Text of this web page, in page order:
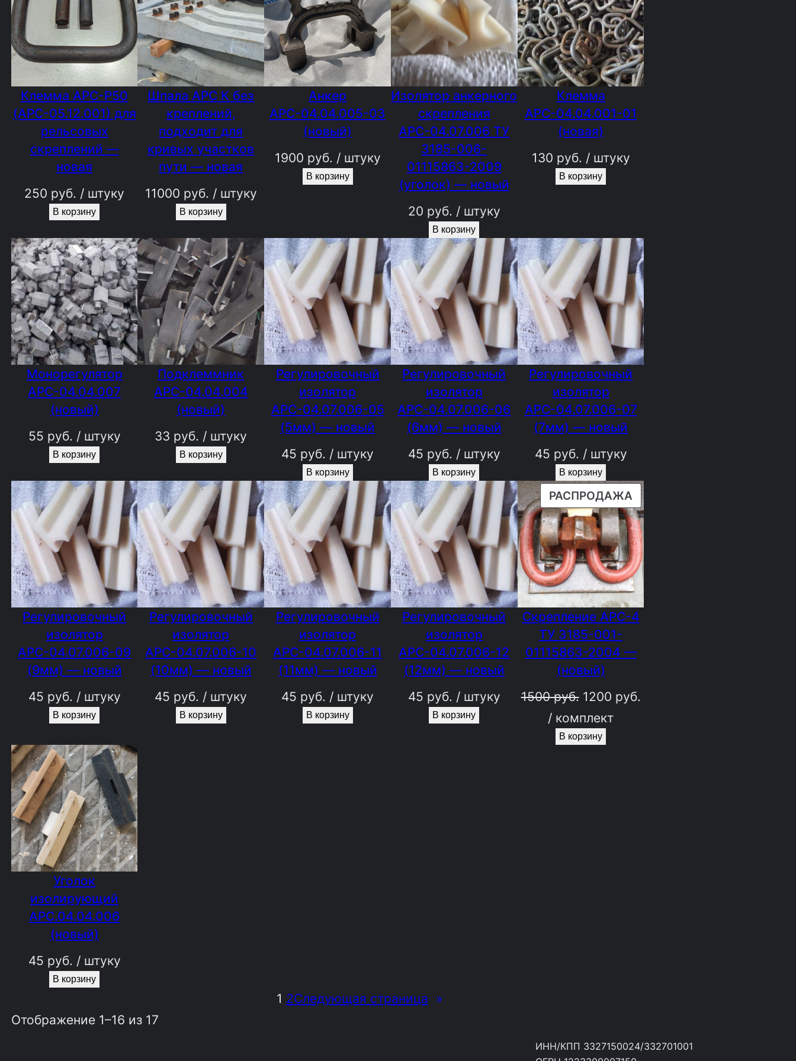
Клемма АРС-Р50
(АРС-05.12.001) для
рельсовых
скреплений —
новая
250 руб. / штуку
В корзину
Шпала АРС К без
креплений,
подходит для
кривых участков
пути — новая
11000 руб. / штуку
В корзину
Анкер
АРС-04.04.005-03
(новый)
1900 руб. / штуку
В корзину
Изолятор анкерного
скрепления
АРС-04.07.006 ТУ
3185-006-
01115863-2009
(уголок) — новый
20 руб. / штуку
В корзину
Клемма
АРС-04.04.001-01
(новая)
130 руб. / штуку
В корзину
Монорегулятор
АРС-04.04.007
(новый)
55 руб. / штуку
В корзину
Подклеммник
АРС-04.04.004
(новый)
33 руб. / штуку
В корзину
Регулировочный
изолятор
АРС-04.07.006-05
(5мм) — новый
45 руб. / штуку
В корзину
Регулировочный
изолятор
АРС-04.07.006-06
(6мм) — новый
45 руб. / штуку
В корзину
Регулировочный
изолятор
АРС-04.07.006-07
(7мм) — новый
45 руб. / штуку
В корзину
Регулировочный
изолятор
АРС-04.07.006-09
(9мм) — новый
45 руб. / штуку
В корзину
Регулировочный
изолятор
АРС-04.07.006-10
(10мм) — новый
45 руб. / штуку
В корзину
Регулировочный
изолятор
АРС-04.07.006-11
(11мм) — новый
45 руб. / штуку
В корзину
Регулировочный
изолятор
АРС-04.07.006-12
(12мм) — новый
45 руб. / штуку
В корзину
РАСПРОДАЖА ПРОДАВАЕМЫЙ
ТОВАР
Скрепление АРС-4
ТУ 3185-001-
01115863-2004 —
(новый)
1500руб. Первоначальная
цена
составляла
1200 руб.
/ комплект
В корзину
Уголок
изолирующий
АРС.04.04.006
(новый)
45 руб. / штуку
В корзину
1 2Следующая страница »
Отображение 1–16 из 17
ИНН/КПП 3327150024/332701001